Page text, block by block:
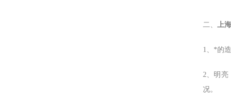
二、 上
1、*的
2、明亮
况。